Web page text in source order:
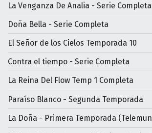
La Venganza De Analia - Serie Completa
Doña Bella - Serie Completa
El Señor de los Cielos Temporada 10
Contra el tiempo - Serie Completa
La Reina Del Flow Temp 1 Completa
Paraíso Blanco - Segunda Temporada
La Doña - Primera Temporada